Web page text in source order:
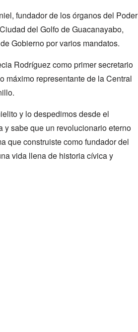
fundador de los órganos del Poder
del Golfo de Guacanayabo,
Gobierno por varios mandatos.
Rodríguez como primer secretario
máximo representante de la Central
y lo despedimos desde el
y sabe que un revolucionario eterno
que construiste como fundador del
vida llena de historia cívica y